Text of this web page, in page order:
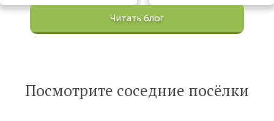
Просмотров:
Опубликована:
статью
Читать блог
Посмотрите соседние посёлки